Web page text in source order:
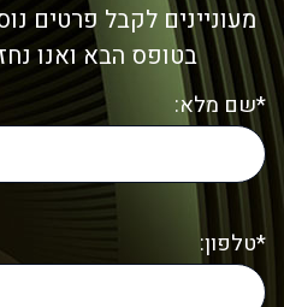
מעוניינים לקבל פרטים
בטופס הבא ואנו
*שם מלא:
*טלפון: